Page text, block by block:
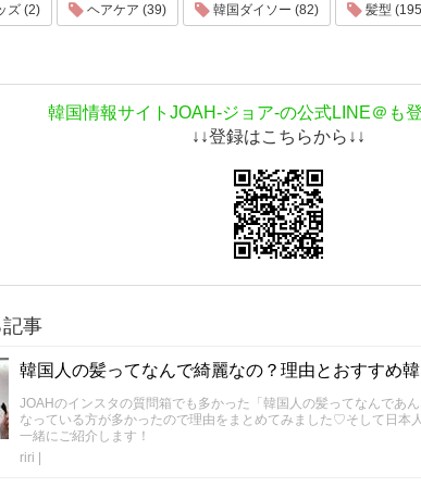
ズ (2) ヘアケア (39) 韓国ダイソー (82) 髪型
韓国情報サイトJOAH-ジョア-の公式LINE＠も
↓↓登録はこちらから↓↓
事
韓国人の髪ってなんで綺麗なの？理由とおすすめ
JOAHのインスタの質問箱でも多かった「韓国人の髪ってなんであ
なっている方が多かったので理由をまとめてみました♡そして日本
一緒にご紹介します！
riri